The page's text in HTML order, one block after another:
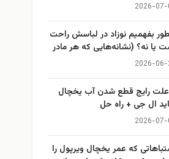
2026-
بفهمیم نوزاد در لباسش راحت
یا نه؟ (نشانه‌هایی که هر مادر
بداند)
2026-
8 علت رایج قطع شدن آب یخچال
ال جی + راه حل
2026-07-
که عمر یخچال ویرپول را